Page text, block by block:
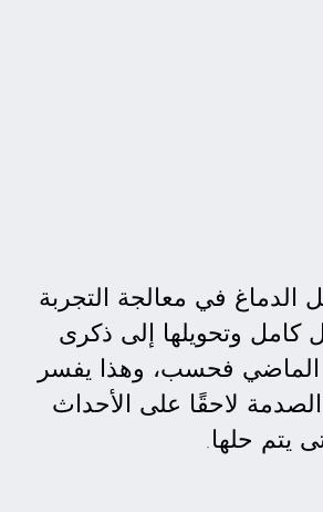
الدماغ في معالجة التجربة
كامل وتحويلها إلى ذكرى
فحسب، وهذا يفسر
لاحقًا على الأحداث
يتم حلها.